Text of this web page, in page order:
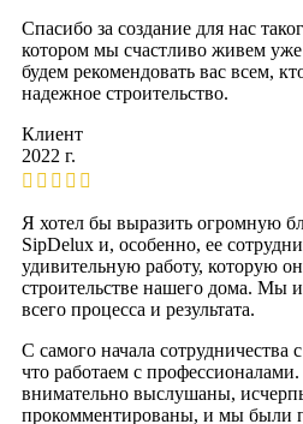
Спасибо за создание для нас
котором мы счастливо живем
будем рекомендовать вас всем,
надежное строительство.
Клиент
2022 г.
Я хотел бы выразить огромную
SipDelux и, особенно, ее
удивительную работу, которую
строительстве нашего дома. Мы
всего процесса и результата.
С самого начала
что работаем с
внимательно выслушаны,
прокомментированы, и мы были